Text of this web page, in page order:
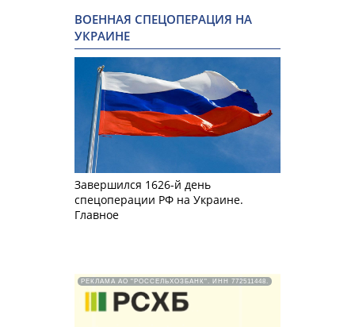
ВОЕННАЯ СПЕЦОПЕРАЦИЯ НА
УКРАИНЕ
Завершился 1626-й день
спецоперации РФ на Украине.
Главное
РЕКЛАМА АО "РОССЕЛЬХОЗБАНК". ИНН 772511448.